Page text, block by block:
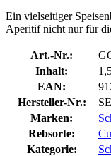
Ein vielseitiger
Aperitif nicht nur für
Art.-Nr.:
Inhalt:
EAN:
Hersteller-Nr.:
Marken:
Rebsorte:
Kategorie: